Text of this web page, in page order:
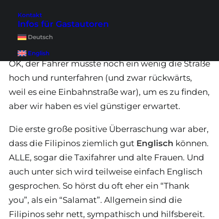
Kontakt
Infos für Gastautoren
Deutsch
English
Taxameter genommen haben, war die Fahrt
zum Hotel schon mal wesentlich teurer als
erwartet (ca. 500 Pesos = knapp unter 10 Euro).
OK, der Fahrer musste noch ein wenig die Straße
hoch und runterfahren (und zwar rückwärts,
weil es eine Einbahnstraße war), um es zu finden,
aber wir haben es viel günstiger erwartet.
Die erste große positive Überraschung war aber,
dass die Filipinos ziemlich gut Englisch können.
ALLE, sogar die Taxifahrer und alte Frauen. Und
auch unter sich wird teilweise einfach Englisch
gesprochen. So hörst du oft eher ein “Thank
you”, als ein “Salamat”. Allgemein sind die
Filipinos sehr nett, sympathisch und hilfsbereit.